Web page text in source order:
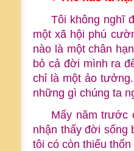
Tôi không nghĩ
một xã hội phú
nào là một chân
bỏ cả đời mình ra
chỉ là một ảo
những gì chúng ta
Mấy năm trước
nhận thấy đời sống
tôi có còn thiếu